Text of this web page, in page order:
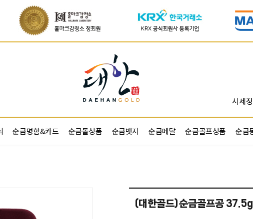
시세
순금명함&카드 순금돌상품 순금뱃지 순금메달 순금골프상품 순금
(대한골드)순금골프공